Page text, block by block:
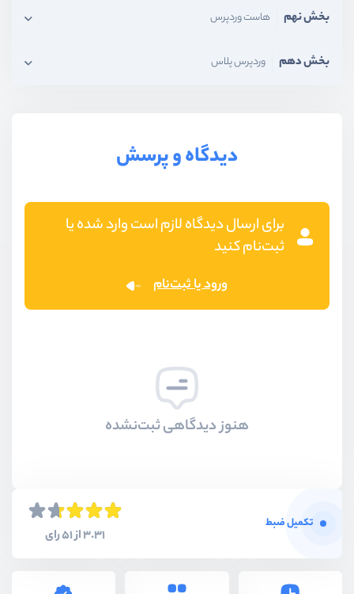
بخش نهم هاست وردپرس
بخش دهم وردپرس پلاس
دیدگاه و پرسش
برای ارسال دیدگاه لازم است وارد شده یا
ثبت‌نام کنید
ورود یا ثبت‌نام
هنوز دیدگاهی ثبت‌نشده
تکمیل ضبط
3.31 از 51 رای